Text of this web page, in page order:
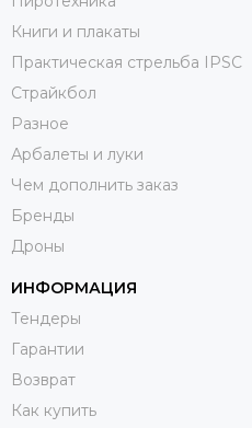
Книги и плакаты
Практическая стрельба IPSC
Страйкбол
Разное
Арбалеты и луки
Чем дополнить заказ
Бренды
Дроны
ИНФОРМАЦИЯ
Тендеры
Гарантии
Возврат
Как купить